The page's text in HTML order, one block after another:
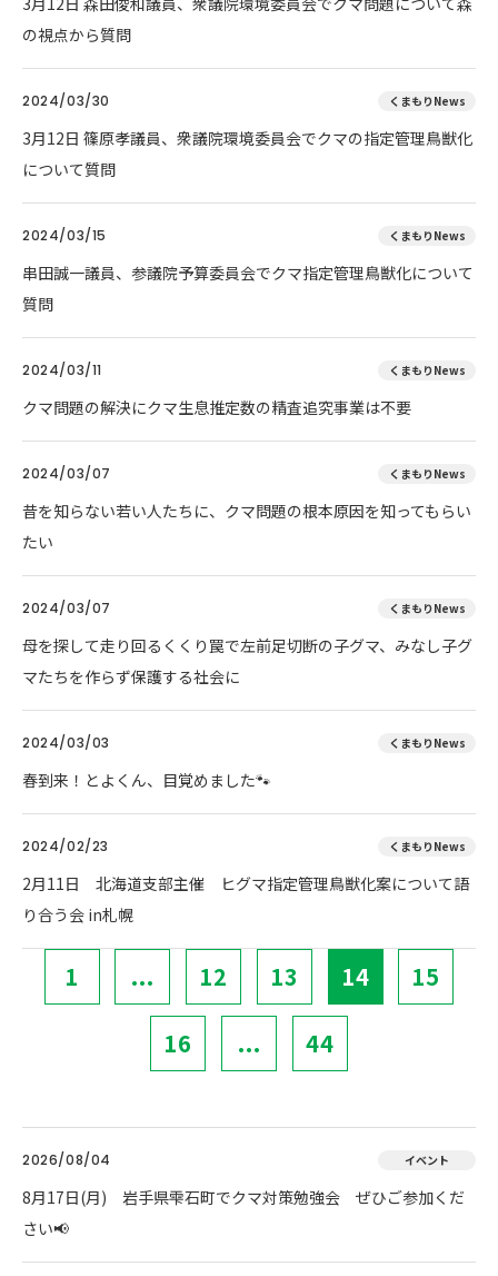
の視点から質問
2024/03/30 くまもりNews
3月12日 篠原孝議員、衆議院環境委員会でクマの指定管理鳥獣化
について質問
2024/03/15 くまもりNews
串田誠一議員、参議院予算委員会でクマ指定管理鳥獣化について
質問
2024/03/11 くまもりNews
クマ問題の解決にクマ生息推定数の精査追究事業は不要
2024/03/07 くまもりNews
昔を知らない若い人たちに、クマ問題の根本原因を知ってもらい
たい
2024/03/07 くまもりNews
母を探して走り回るくくり罠で左前足切断の子グマ、みなし子グ
マたちを作らず保護する社会に
2024/03/03 くまもりNews
春到来！とよくん、目覚めました🐾
2024/02/23 くまもりNews
2月11日 北海道支部主催 ヒグマ指定管理鳥獣化案について語
り合う会 in札幌
1 ... 12 13 14 15
16 ... 44
2026/08/04 イベント
8月17日(月) 岩手県雫石町でクマ対策勉強会 ぜひご参加くだ
さい📢